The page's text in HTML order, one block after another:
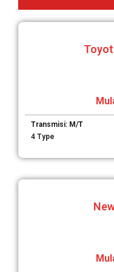
Transmisi: M/T
4 Type